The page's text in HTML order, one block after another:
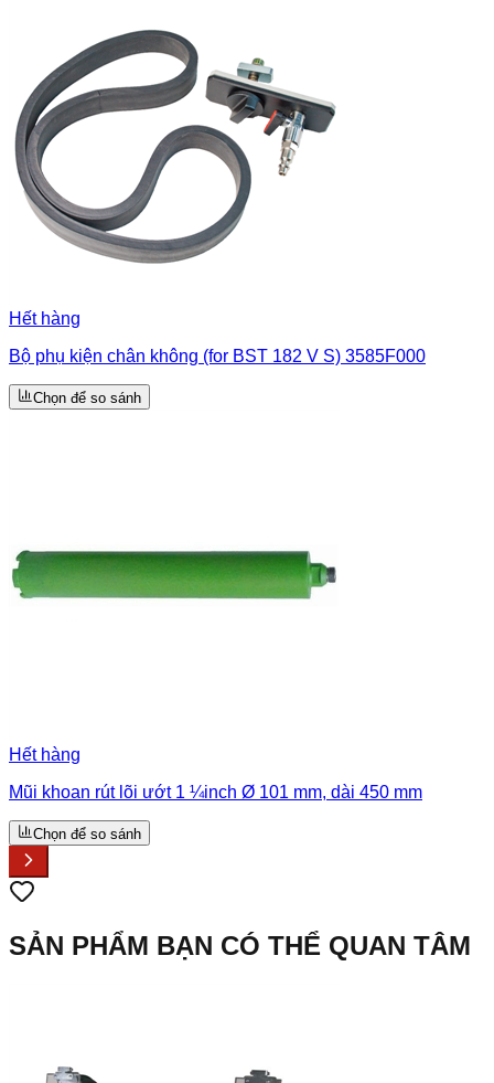
Hết hàng
Bộ phụ kiện chân không (for BST 182 V S) 3585F000
Chọn để so sánh
Hết hàng
Mũi khoan rút lõi ướt 1 ¼inch Ø 101 mm, dài 450 mm
Chọn để so sánh
SẢN PHẨM BẠN CÓ THỂ QUAN TÂM